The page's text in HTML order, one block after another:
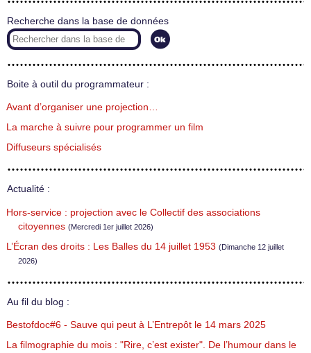
Recherche dans la base de données
Boite à outil du programmateur :
Avant d’organiser une projection…
La marche à suivre pour programmer un film
Diffuseurs spécialisés
Actualité :
Hors-service : projection avec le Collectif des associations
citoyennes (Mercredi 1er juillet 2026)
L’Écran des droits : Les Balles du 14 juillet 1953 (Dimanche 12 juillet
2026)
Au fil du blog :
Bestofdoc#6 - Sauve qui peut à L’Entrepôt le 14 mars 2025
La filmographie du mois : "Rire, c’est exister". De l’humour dans le